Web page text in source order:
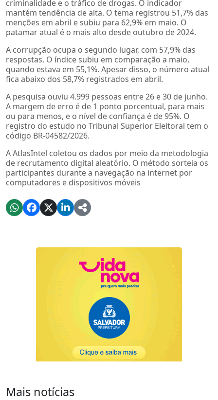
criminalidade e o tráfico de drogas. O indicador
mantém tendência de alta. O tema registrou 51,7% das
menções em abril e subiu para 62,9% em maio. O
patamar atual é o mais alto desde outubro de 2024.
A corrupção ocupa o segundo lugar, com 57,9% das
respostas. O índice subiu em comparação a maio,
quando estava em 55,1%. Apesar disso, o número atual
fica abaixo dos 58,7% registrados em abril.
A pesquisa ouviu 4.999 pessoas entre 26 e 30 de junho.
A margem de erro é de 1 ponto porcentual, para mais
ou para menos, e o nível de confiança é de 95%. O
registro do estudo no Tribunal Superior Eleitoral tem o
código BR-04582/2026.
A AtlasIntel coletou os dados por meio da metodologia
de recrutamento digital aleatório. O método sorteia os
participantes durante a navegação na internet por
computadores e dispositivos móveis
Mais notícias